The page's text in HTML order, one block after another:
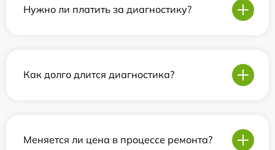
Нужно ли платить за диагностику?
Как долго длится диагностика?
Меняется ли цена в процессе ремонта?